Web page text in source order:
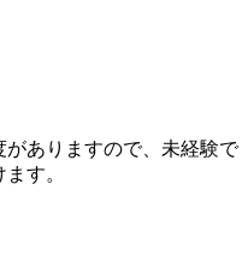
ありますので、未経験で
す。